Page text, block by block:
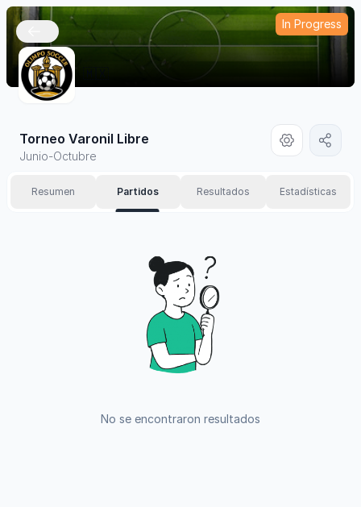
In Progress
Torneo Varonil Libre
Junio-Octubre
Resumen Partidos Resultados Estadísticas
No se encontraron resultados